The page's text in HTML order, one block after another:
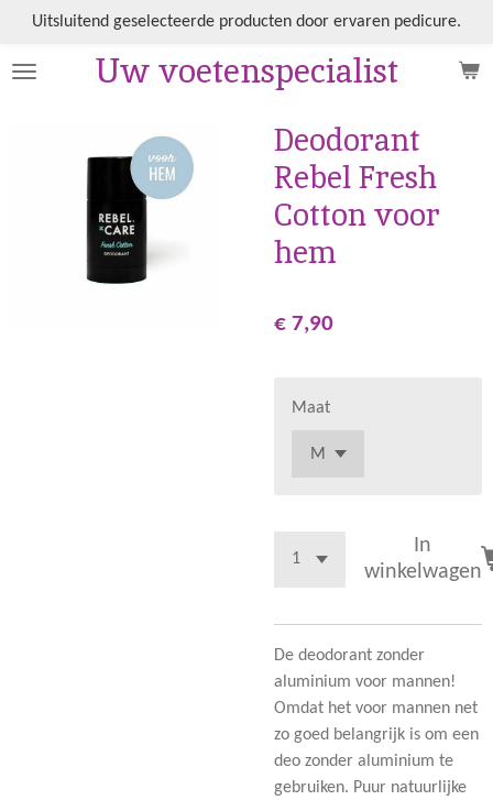
naar
Uw voetenspecialist
Uitsluitend geselecteerde producten door ervaren pedicure.
Deodorant
Rebel Fresh
Cotton voor
hem
€ 7,90
Maat
In
winkelwagen
De deodorant zonder
aluminium voor mannen!
Omdat het voor mannen net
zo goed belangrijk is om een
deo zonder aluminium te
gebruiken. Puur natuurlijke